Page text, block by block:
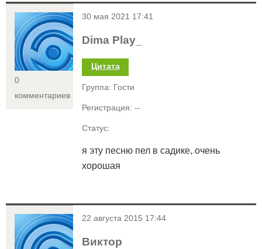
<
0
комментариев
30 мая 2021 17:41
Dima Play_
Цитата
Группа: Гости
Регистрация: --
Статус:
я эту песню пел в садике, очень
хорошая
< 22 августа 2015 17:44
Виктор